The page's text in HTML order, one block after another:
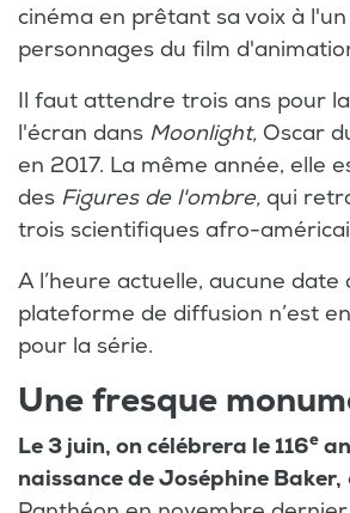
cinéma en prêtant sa voix à
personnages du film
Il faut attendre trois ans pour
l'écran dans Moonlight, Oscar
en 2017. La même année, elle
des Figures de l'ombre, qui
trois scientifiques afro-
A l’heure actuelle, aucune date
plateforme de diffusion n’est
pour la série.
Une fresque
Le 3 juin, on célébrera le 116e
naissance de Joséphine Baker,